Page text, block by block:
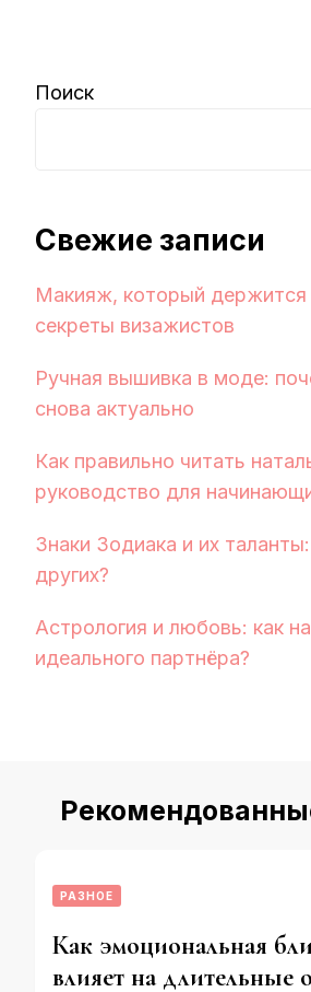
Поиск
Свежие записи
Макияж, который держится
секреты визажистов
Ручная вышивка в моде:
снова актуально
Как правильно читать
руководство для
Знаки Зодиака и их
других?
Астрология и любовь: как
идеального партнёра?
РАЗНОЕ
Как эмоциональная
влияет на длительные